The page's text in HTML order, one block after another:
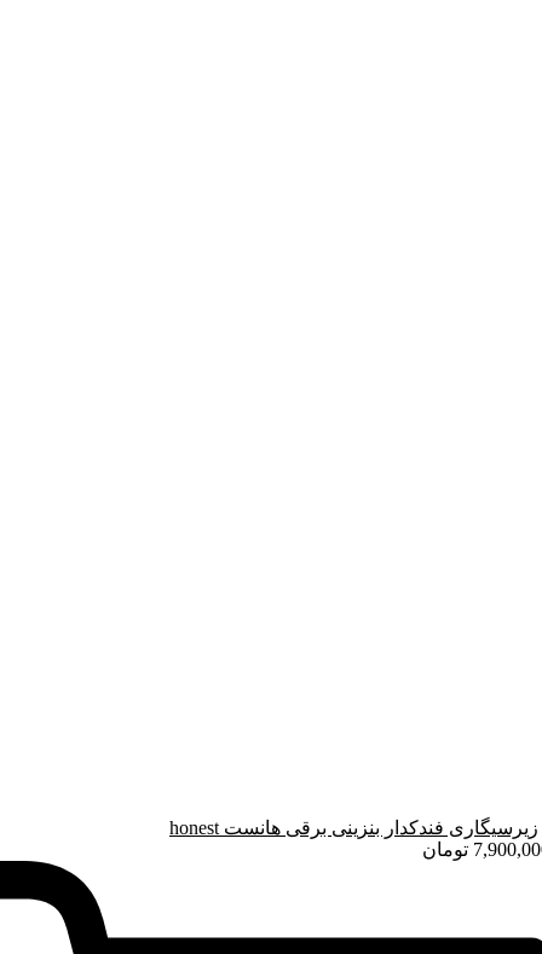
زیرسیگاری فندکدار بنزینی برقی هانست honest
تومان